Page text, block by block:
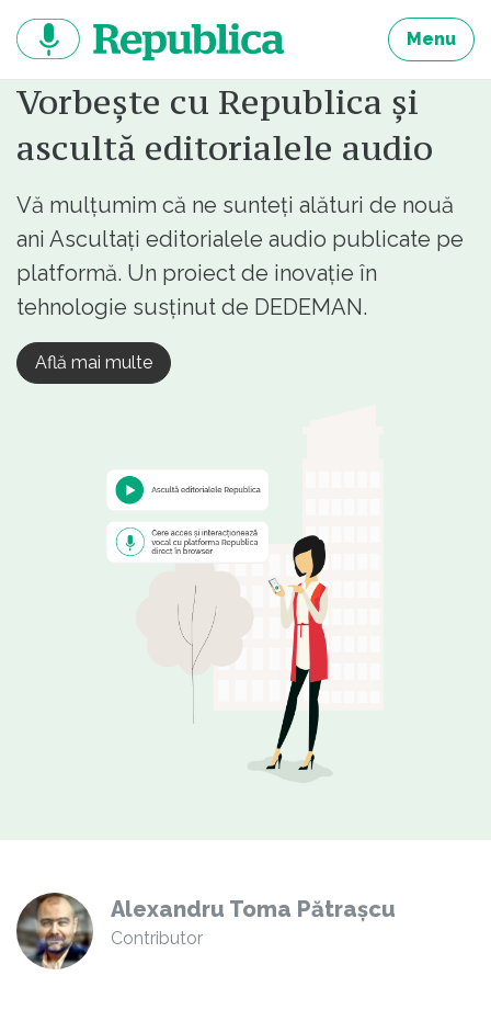
continut
Menu
Vorbește cu Republica și
ascultă editorialele audio
Vă mulțumim că ne sunteți alături de nouă
ani Ascultați editorialele audio publicate pe
platformă. Un proiect de inovație în
tehnologie susținut de DEDEMAN.
Află mai multe
Alexandru Toma Pătrașcu
Contributor